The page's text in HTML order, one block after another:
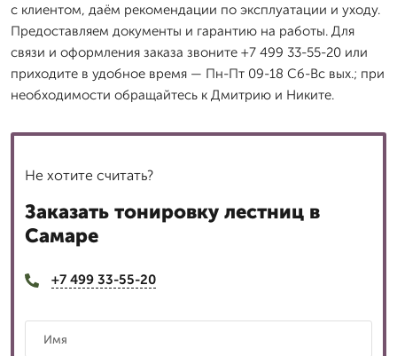
с клиентом, даём рекомендации по эксплуатации и уходу.
Предоставляем документы и гарантию на работы. Для
связи и оформления заказа звоните +7 499 33-55-20 или
приходите в удобное время — Пн-Пт 09-18 Сб-Вс вых.; при
необходимости обращайтесь к Дмитрию и Никите.
Не хотите считать?
Заказать тонировку лестниц в
Самаре
+7 499 33-55-20